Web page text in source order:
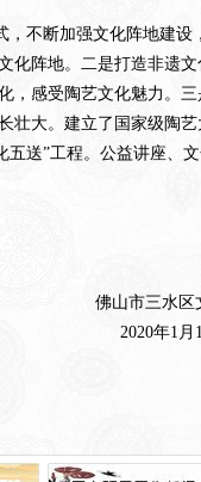
，不断加强文化阵地建
化阵地。二是打造非遗
，感受陶艺文化魅力。
壮大。建立了国家级陶
五送”工程。公益讲座、
佛山市三水区
2020年1月